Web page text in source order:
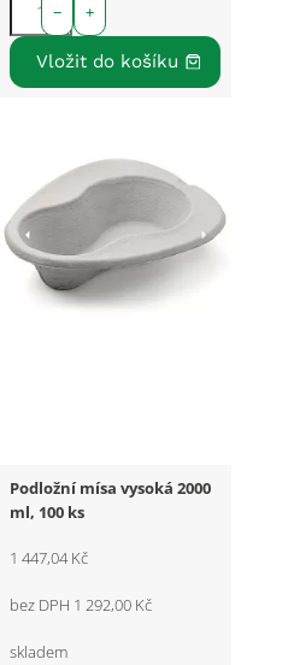
+
−
Podložní mísa vysoká 2000
ml, 100 ks
1 447,04 Kč
bez DPH 1 292,00 Kč
skladem